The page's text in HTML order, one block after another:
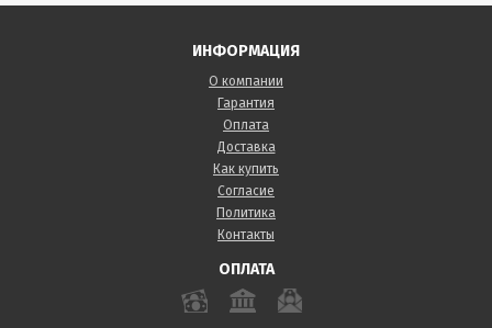
ИНФОРМАЦИЯ
О компании
Гарантия
Оплата
Доставка
Как купить
Согласие
Политика
Контакты
ОПЛАТА